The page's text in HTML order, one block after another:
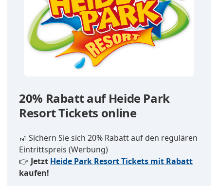
20% Rabatt auf Heide Park
Resort Tickets online
🎢 Sichern Sie sich 20% Rabatt auf den regulären
Eintrittspreis (Werbung)
👉 Jetzt Heide Park Resort Tickets mit Rabatt
kaufen!